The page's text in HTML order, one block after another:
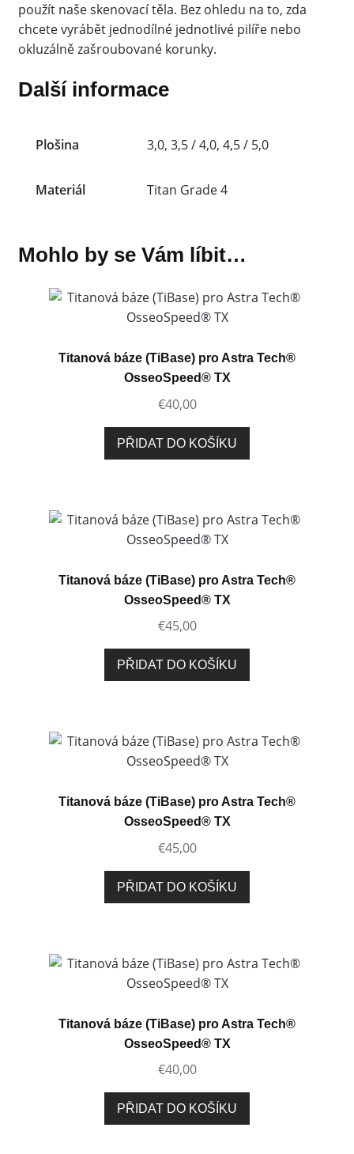
použít naše skenovací těla. Bez ohledu na to, zda
chcete vyrábět jednodílné jednotlivé pilíře nebo
okluzálně zašroubované korunky.
Další informace
Plošina 3,0, 3,5 / 4,0, 4,5 / 5,0
Materiál Titan Grade 4
Mohlo by se Vám líbit…
Titanová báze (TiBase) pro Astra Tech®
OsseoSpeed® TX
€40,00
PŘIDAT DO KOŠÍKU
Titanová báze (TiBase) pro Astra Tech®
OsseoSpeed® TX
€45,00
PŘIDAT DO KOŠÍKU
Titanová báze (TiBase) pro Astra Tech®
OsseoSpeed® TX
€45,00
PŘIDAT DO KOŠÍKU
Titanová báze (TiBase) pro Astra Tech®
OsseoSpeed® TX
€40,00
PŘIDAT DO KOŠÍKU